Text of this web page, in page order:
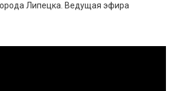
Липецка. Ведущая эфира